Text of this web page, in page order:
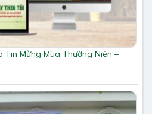
Tin Mừng Mùa Thường Niên –